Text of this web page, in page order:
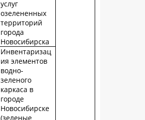
услуг
озелененных
территорий
города
Новосибирска
Инвентаризац
ия элементов
водно-
зеленого
каркаса в
городе
Новосибирске
(зеленые